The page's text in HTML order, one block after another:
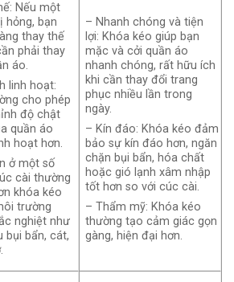
Nếu một
hỏng, bạn
thay thế
phải thay
áo.
linh hoạt:
cho phép
độ chật
quần áo
hoạt hơn.
ở một số
cài thường
khóa kéo
trường
nghiệt như
bụi bẩn, cát,
– Nhanh chóng và tiện
lợi: Khóa kéo giúp bạn
mặc và cởi quần áo
nhanh chóng, rất hữu ích
khi cần thay đổi trang
phục nhiều lần trong
ngày.
– Kín đáo: Khóa kéo đảm
bảo sự kín đáo hơn, ngăn
chặn bụi bẩn, hóa chất
hoặc gió lạnh xâm nhập
tốt hơn so với cúc cài.
– Thẩm mỹ: Khóa kéo
thường tạo cảm giác gọn
gàng, hiện đại hơn.